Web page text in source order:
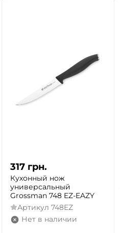
317 грн.
Кухонный нож
универсальный
Grossman 748 EZ-EAZY
Артикул 748EZ
Нет в наличии